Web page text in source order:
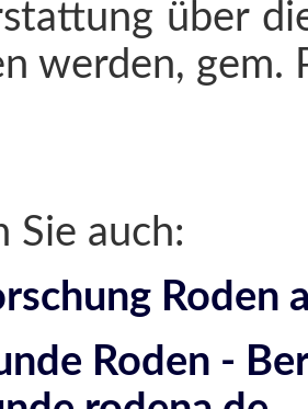
über
werden, gem.
Sie auch:
Roden
Roden -